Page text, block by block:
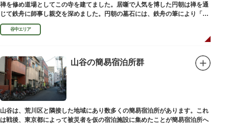
禅を修め道場としてこの寺を建てました。居噺で人気を博した円朝は禅を通
じて鉄舟に師事し親交を深めました。円朝の墓石には、鉄舟の筆により「三
遊亭円朝無舌居士」とあります。
谷中エリア
山谷の簡易宿泊所群
山谷は、荒川区と隣接した地域にあり数多くの簡易宿泊所があります。これ
は戦後、東京都によって被災者を仮の宿泊施設に集めたことが簡易宿泊所へ